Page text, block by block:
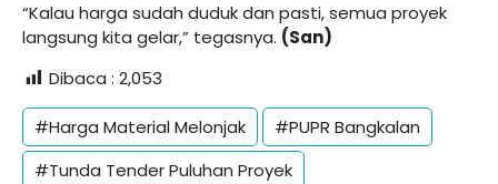
“Kalau harga sudah duduk dan pasti, semua proyek
langsung kita gelar,” tegasnya. (San)
Dibaca : 2,053
#Harga Material Melonjak
#PUPR Bangkalan
#Tunda Tender Puluhan Proyek